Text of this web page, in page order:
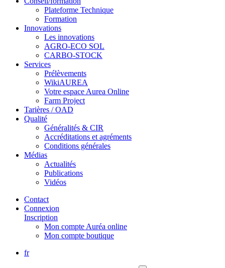
Plateforme Technique
Formation
Innovations
Les innovations
AGRO-ECO SOL
CARBO-STOCK
Services
Prélèvements
WikiAUREA
Votre espace Aurea Online
Farm Project
Tarières / OAD
Qualité
Généralités & CIR
Accréditations et agréments
Conditions générales
Médias
Actualités
Publications
Vidéos
Contact
Connexion
Inscription
Mon compte Auréa online
Mon compte boutique
fr